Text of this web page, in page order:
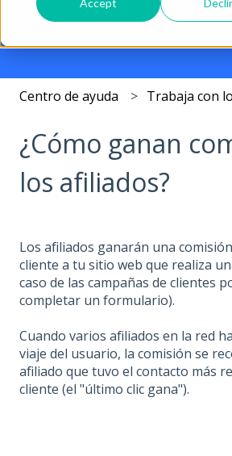
No hay sugerencias porque el
Centro de ayuda Trabaja con
¿Cómo ganan
los afiliados?
Los afiliados ganarán una
cliente a tu sitio web que realiza
caso de las campañas de clientes
completar un formulario).
Cuando varios afiliados en la red
viaje del usuario, la comisión se
afiliado que tuvo el contacto más
cliente (el "último clic gana").